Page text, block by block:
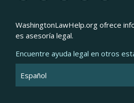
WashingtonLawHelp.org ofrece
es asesoría legal.
Encuentre ayuda legal en otros